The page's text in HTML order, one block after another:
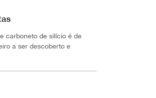
carboneto de silício é de
a ser descoberto e